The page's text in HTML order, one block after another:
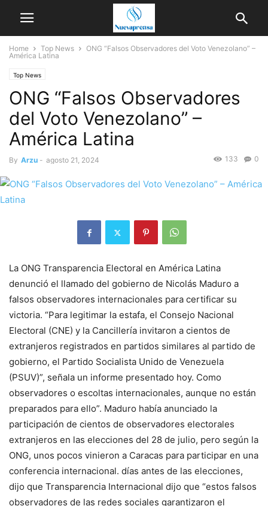
Home Top News
ONG “Falsos Observadores del Voto Venezolano” –
América Latina
Top News
ONG “Falsos Observadores
del Voto Venezolano” –
América Latina
By Arzu - agosto 21, 2024 0
133
La ONG Transparencia Electoral en América Latina
denunció el llamado del gobierno de Nicolás Maduro a
falsos observadores internacionales para certificar su
victoria. “Para legitimar la estafa, el Consejo Nacional
Electoral (CNE) y la Cancillería invitaron a cientos de
extranjeros registrados en partidos similares al partido de
gobierno, el Partido Socialista Unido de Venezuela
(PSUV)”, señala un informe presentado hoy. Como
observadores o escoltas internacionales, aunque no están
preparados para ello”. Maduro había anunciado la
participación de cientos de observadores electorales
extranjeros en las elecciones del 28 de julio, pero según la
ONG, unos pocos vinieron a Caracas para participar en una
conferencia internacional. días antes de las elecciones,
dijo que Transparencia Internacional dijo que “estos falsos
observadores de las redes sociales garantizaron el